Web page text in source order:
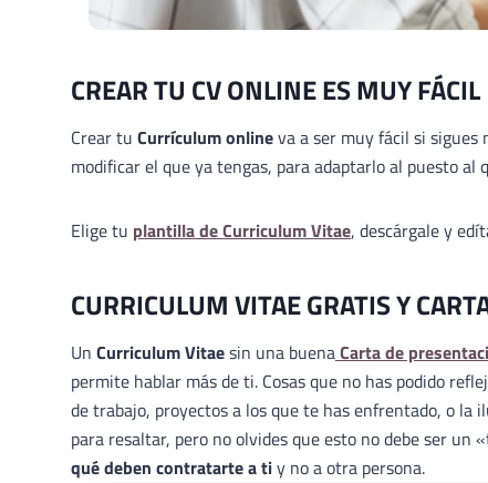
CREAR TU CV ONLINE ES MUY FÁCIL
Crear tu Currículum onlineva a ser muy fácil si sigues
modificar el que ya tengas, para adaptarlo al puesto al
Elige tu plantilla de Curriculum Vitae, descárgale y
CURRICULUM VITAE GRATIS Y
Un Curriculum Vitaesin una buenaCarta de
permite hablar más de ti. Cosas que no has podido
de trabajo, proyectos a los que te has enfrentado, o la
para resaltar, pero no olvides que esto no debe ser
qué deben contratarte a tiy no a otra persona.